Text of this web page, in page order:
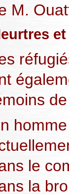
M.
le
la